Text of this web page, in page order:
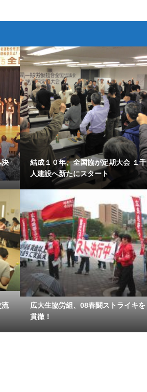
結成１０年、全国協が定期大会 １千
人建設へ新たにスタート
広大生協労組、08春闘ストライキを
貫徹！